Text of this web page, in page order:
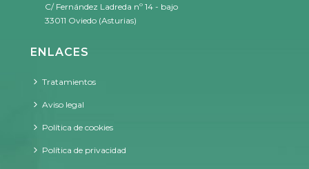
C/ Fernández Ladreda nº 14 - bajo
33011 Oviedo (Asturias)
ENLACES
Tratamientos
Aviso legal
Política de cookies
Política de privacidad